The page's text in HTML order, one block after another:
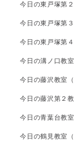
今日の東戸塚第
今日の東戸塚第
今日の東戸塚第
今日の溝ノ口教
今日の藤沢教室
今日の藤沢第２
今日の青葉台教
今日の鶴見教室